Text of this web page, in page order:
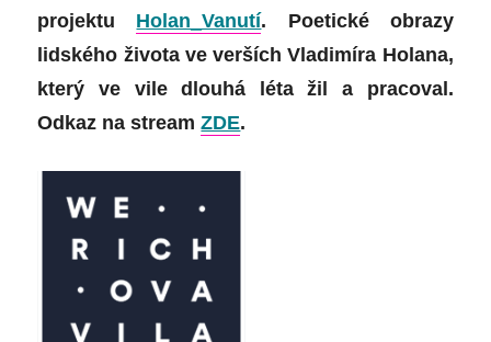
projektu
Holan_Vanutí. Poetické obrazy
lidského života ve verších Vladimíra Holana,
který ve vile dlouhá léta žil a pracoval.
Odkaz na stream ZDE.